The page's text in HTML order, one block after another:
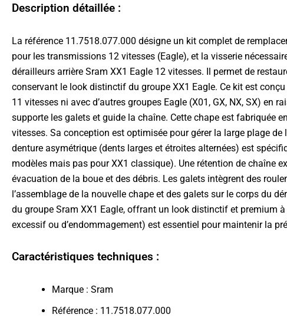
Description détaillée :
La référence 11.7518.077.000 désigne un kit complet de
pour les transmissions 12 vitesses (Eagle), et la visserie
dérailleurs arrière Sram XX1 Eagle 12 vitesses. Il permet de
conservant le look distinctif du groupe XX1 Eagle. Ce kit est
11 vitesses ni avec d’autres groupes Eagle (X01, GX, NX, SX)
supporte les galets et guide la chaîne. Cette chape est fabriquée
vitesses. Sa conception est optimisée pour gérer la large plage
denture asymétrique (dents larges et étroites alternées) est
modèles mais pas pour XX1 classique). Une rétention de chaîne
évacuation de la boue et des débris. Les galets intègrent des
l’assemblage de la nouvelle chape et des galets sur le corps du
du groupe Sram XX1 Eagle, offrant un look distinctif et premium
excessif ou d’endommagement) est essentiel pour maintenir la
Caractéristiques techniques :
Marque : Sram
Référence : 11.7518.077.000